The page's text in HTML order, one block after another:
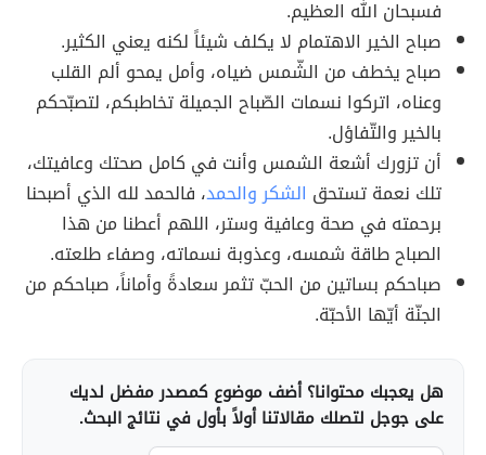
فسبحان الله العظيم.
صباح الخير الاهتمام لا يكلف شيئاً لكنه يعني الكثير.
صباح يخطف من الشّمس ضياه، وأمل يمحو ألم القلب
وعناه، اتركوا نسمات الصّباح الجميلة تخاطبكم، لتصبّحكم
بالخير والتّفاؤل.
أن تزورك أشعة الشمس وأنت في كامل صحتك وعافيتك،
تلك نعمة تستحق الشكر والحمد، فالحمد لله الذي أصبحنا
برحمته في صحة وعافية وستر، اللهم أعطنا من هذا
الصباح طاقة شمسه، وعذوبة نسماته، وصفاء طلعته.
صباحكم بساتين من الحبّ تثمر سعادةً وأماناً، صباحكم من
الجنّة أيّها الأحبّة.
هل يعجبك محتوانا؟ أضف موضوع كمصدر مفضل لديك
على جوجل لتصلك مقالاتنا أولاً بأول في نتائج البحث.